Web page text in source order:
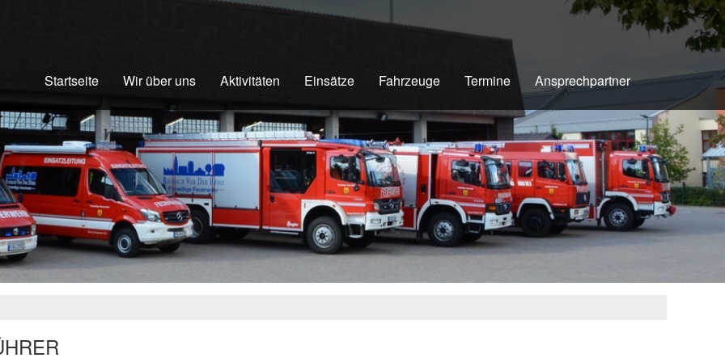
Startseite Wir über uns Aktivitäten Einsätze Fahrzeuge Termine Ansprechpartner